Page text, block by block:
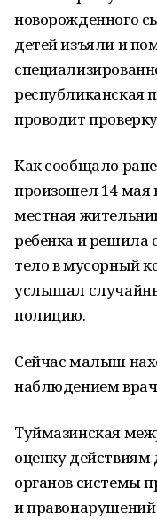
новорожденного
детей изъяли и
республиканская
проводит
Как сообщало
произошел 14 мая
местная
ребенка и решила
тело в мусорный
услышал
полицию.
Сейчас малыш
наблюдением
Туймазинская
оценку
органов системы
и